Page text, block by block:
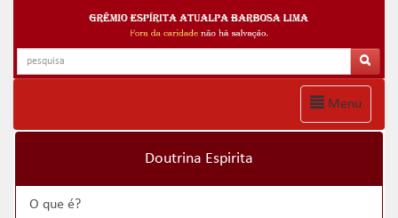
Menu
Doutrina Espirita
O que é?